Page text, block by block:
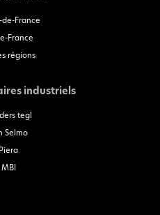
France
France
régions
industriels
tegl
Selmo
Piera
MBI